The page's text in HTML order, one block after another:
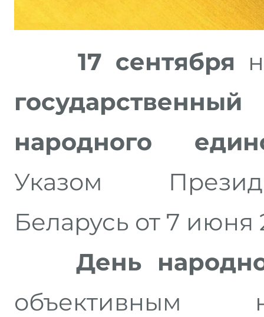
17 сентября
народного
Указом
Беларусь от 7 июня
День
объективным